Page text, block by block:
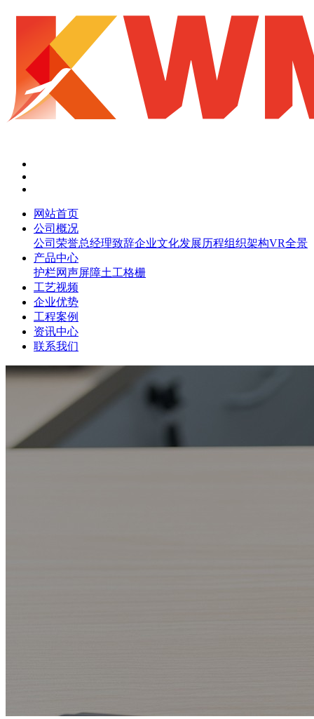
网站首页
公司概况
公司荣誉总经理致辞企业文化发展历程组织架构VR全景
产品中心
护栏网声屏障土工格栅
工艺视频
企业优势
工程案例
资讯中心
联系我们